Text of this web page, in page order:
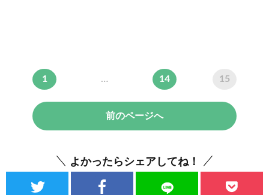
1 … 14 15
前のページへ
よかったらシェアしてね！